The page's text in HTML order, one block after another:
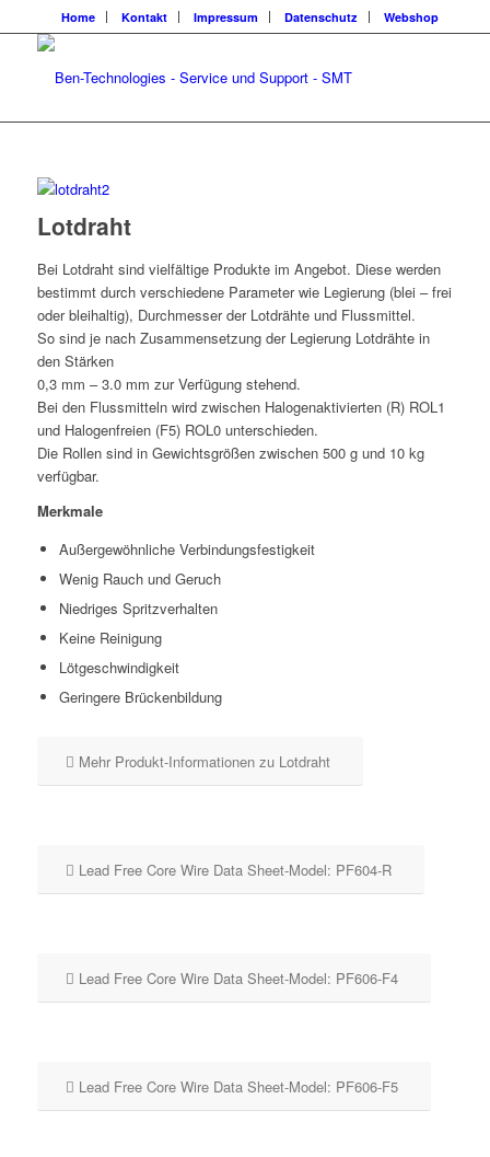
Home Kontakt Impressum Datenschutz Webshop
Lotdraht
Bei Lotdraht sind vielfältige Produkte im Angebot. Diese werden
bestimmt durch verschiedene Parameter wie Legierung (blei – frei
oder bleihaltig), Durchmesser der Lotdrähte und Flussmittel.
So sind je nach Zusammensetzung der Legierung Lotdrähte in
den Stärken
0,3 mm – 3.0 mm zur Verfügung stehend.
Bei den Flussmitteln wird zwischen Halogenaktivierten (R) ROL1
und Halogenfreien (F5) ROL0 unterschieden.
Die Rollen sind in Gewichtsgrößen zwischen 500 g und 10 kg
verfügbar.
Merkmale
Außergewöhnliche Verbindungsfestigkeit
Wenig Rauch und Geruch
Niedriges Spritzverhalten
Keine Reinigung
Lötgeschwindigkeit
Geringere Brückenbildung
Mehr Produkt-Informationen zu Lotdraht
Lead Free Core Wire Data Sheet-Model: PF604-R
Lead Free Core Wire Data Sheet-Model: PF606-F4
Lead Free Core Wire Data Sheet-Model: PF606-F5